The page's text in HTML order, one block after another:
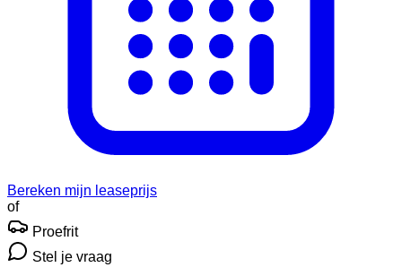
Bereken mijn leaseprijs
of
Proefrit
Stel je vraag